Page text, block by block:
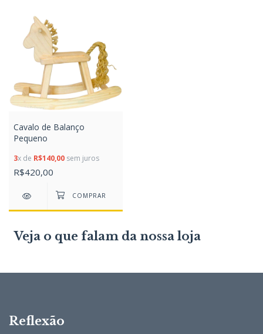
Cavalo de Balanço
Pequeno
3x de R$140,00 sem juros
R$420,00
Veja o que falam da nossa loja
Reflexão